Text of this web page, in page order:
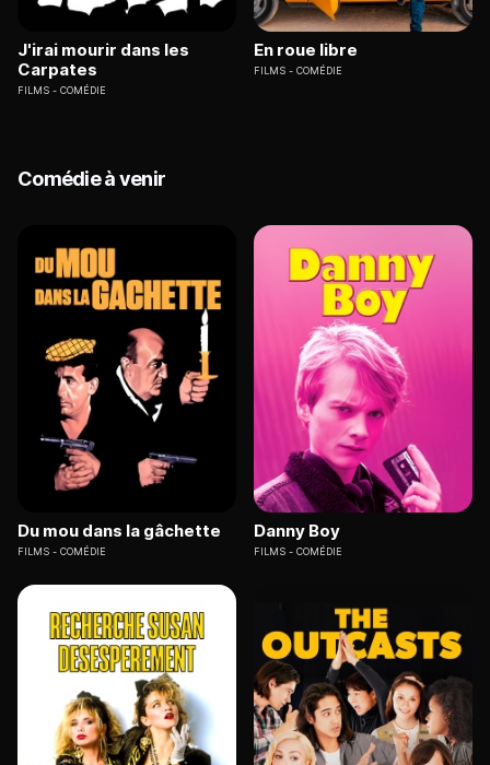
J'irai mourir dans les
Carpates
FILMS COMÉDIE
En roue libre
FILMS COMÉDIE
Comédie à venir
Du mou dans la gâchette
FILMS COMÉDIE
Danny Boy
FILMS COMÉDIE